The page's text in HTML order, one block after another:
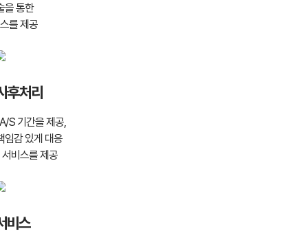
을 통한
를 제공
후처리
S 기간을 제공,
임감 있게 대응
비스를 제공
비스